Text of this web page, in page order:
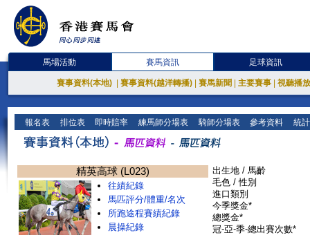
馬場活動 賽馬資訊 足球資訊
賽事資料(本地) 賽事資料(越洋轉播) 賽馬新聞 主要賽事 視聽播
報名表 排位表 即時賠率 練馬師分場表 騎師分場表 參考資料 統
精英高球 (L023)
往績紀錄
馬匹評分/體重/名次
所跑途程賽績紀錄
晨操紀錄
出生地 / 馬齡
毛色 / 性別
進口類別
今季獎金*
總獎金*
冠-亞-季-總出賽次數*